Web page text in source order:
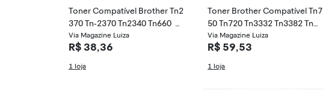
Toner Compatível Brother Tn2
370 Tn-2370 Tn2340 Tn660 L
2320 L2360DW L2740DW L25
40 Isd 2.6K
Via Magazine Luiza
R$ 38,36
1 loja
Toner Brother Compatível Tn7
50 Tn720 Tn3332 Tn3382 Tn3
392
Via Magazine Luiza
R$ 59,53
1 loja